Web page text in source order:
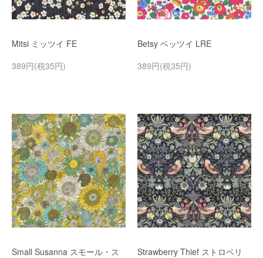
Mitsi ミッツイ FE
389円(税35円)
Betsy ベッツイ LRE
389円(税35円)
Small Susanna スモール・ス
Strawberry Thief ストロベリ